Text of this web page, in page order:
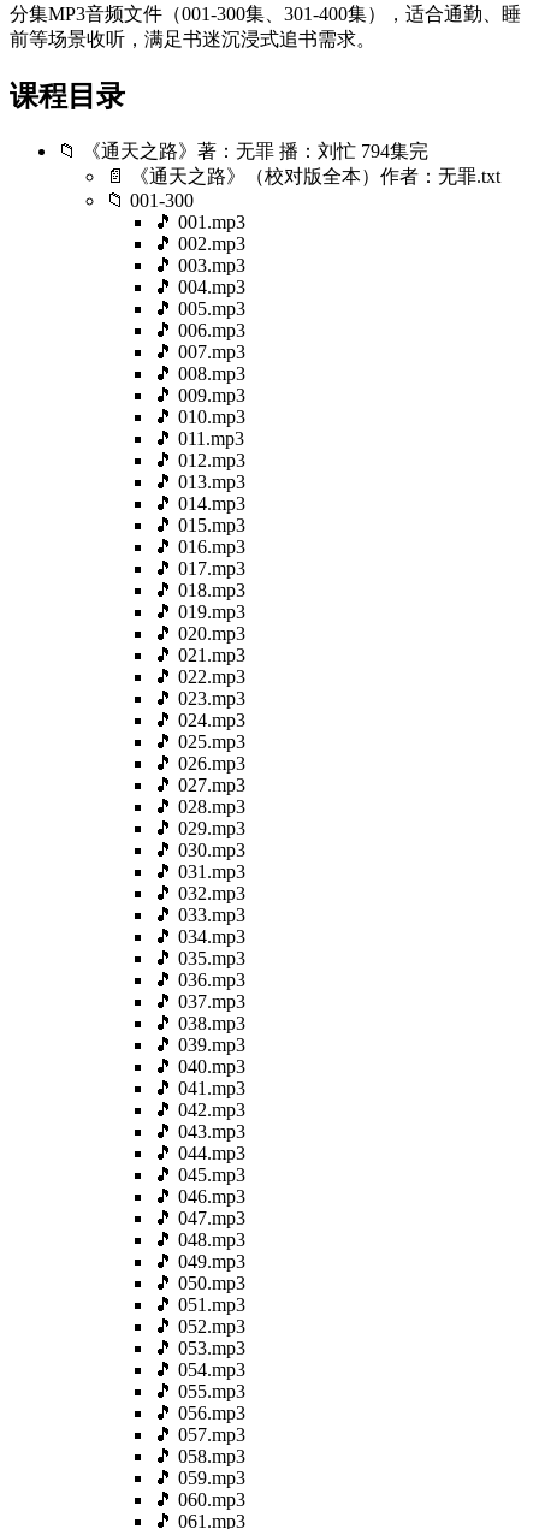
分集MP3音频文件（001-300集、301-400集），适合通勤、睡
前等场景收听，满足书迷沉浸式追书需求。
课程目录
📁 《通天之路》著：无罪 播：刘忙 794集完
📄 《通天之路》（校对版全本）作者：无罪.txt
📁 001-300
🎵 001.mp3
🎵 002.mp3
🎵 003.mp3
🎵 004.mp3
🎵 005.mp3
🎵 006.mp3
🎵 007.mp3
🎵 008.mp3
🎵 009.mp3
🎵 010.mp3
🎵 011.mp3
🎵 012.mp3
🎵 013.mp3
🎵 014.mp3
🎵 015.mp3
🎵 016.mp3
🎵 017.mp3
🎵 018.mp3
🎵 019.mp3
🎵 020.mp3
🎵 021.mp3
🎵 022.mp3
🎵 023.mp3
🎵 024.mp3
🎵 025.mp3
🎵 026.mp3
🎵 027.mp3
🎵 028.mp3
🎵 029.mp3
🎵 030.mp3
🎵 031.mp3
🎵 032.mp3
🎵 033.mp3
🎵 034.mp3
🎵 035.mp3
🎵 036.mp3
🎵 037.mp3
🎵 038.mp3
🎵 039.mp3
🎵 040.mp3
🎵 041.mp3
🎵 042.mp3
🎵 043.mp3
🎵 044.mp3
🎵 045.mp3
🎵 046.mp3
🎵 047.mp3
🎵 048.mp3
🎵 049.mp3
🎵 050.mp3
🎵 051.mp3
🎵 052.mp3
🎵 053.mp3
🎵 054.mp3
🎵 055.mp3
🎵 056.mp3
🎵 057.mp3
🎵 058.mp3
🎵 059.mp3
🎵 060.mp3
🎵 061.mp3